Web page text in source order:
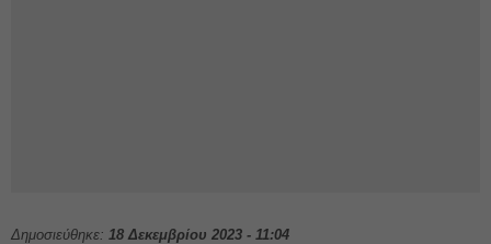
Δημοσιεύθηκε: 18 Δεκεμβρίου 2023 - 11:04